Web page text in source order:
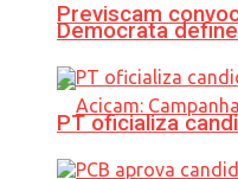
Previscam
Democrata
PT oficializa